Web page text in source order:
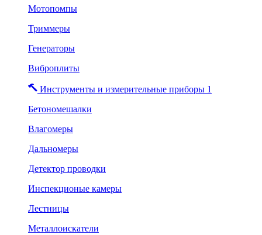
Мотопомпы
Триммеры
Генераторы
Виброплиты
Инструменты и измерительные приборы 1
Бетономешалки
Влагомеры
Дальномеры
Детектор проводки
Инспекционые камеры
Лестницы
Металлоискатели